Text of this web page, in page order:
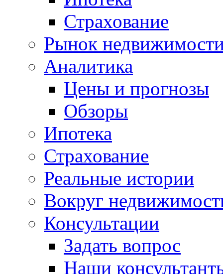
Страхование
Рынок
Аналитика
Цены и прогнозы
Обзоры
Ипотека
Страхование
Реальные истории
Вокруг
Консультации
Задать вопрос
Наши